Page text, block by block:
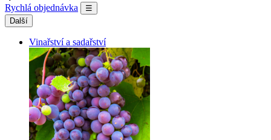
Rychlá objednávka
☰
Další
Vinařství a sadařství